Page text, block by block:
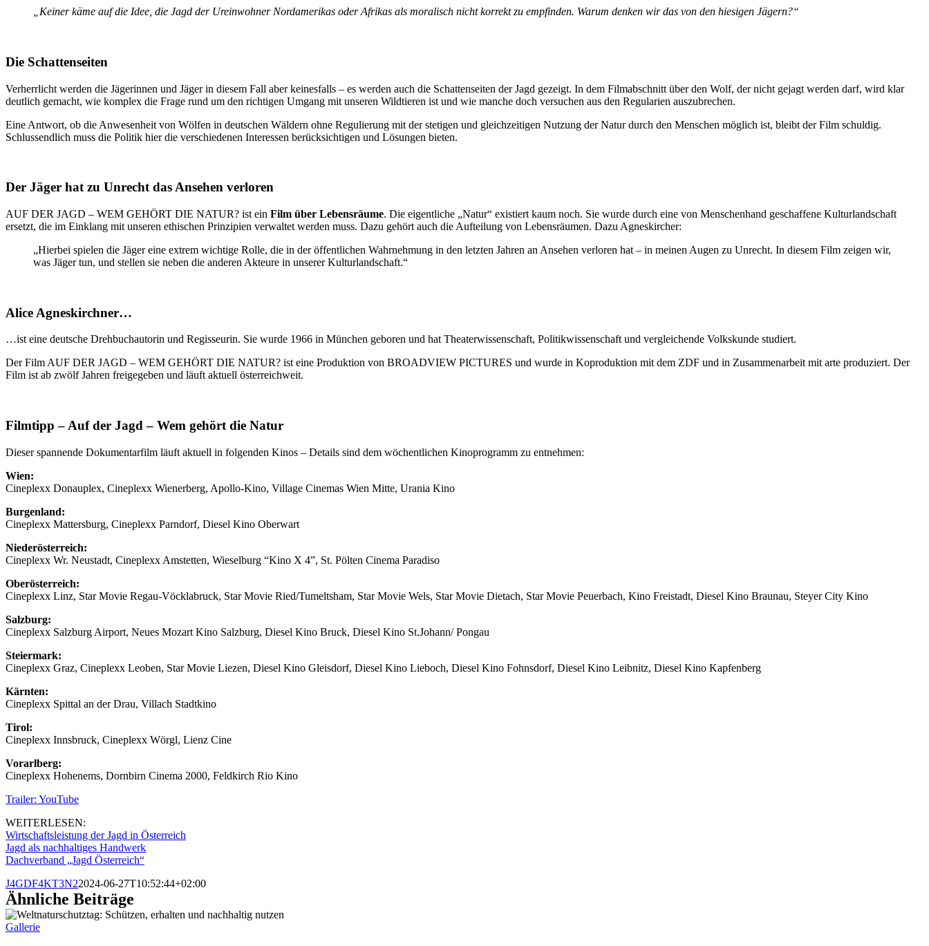
„Keiner käme auf die Idee, die Jagd der Ureinwohner Nordamerikas oder Afrikas als moralisch nicht korrekt zu empfinden. Warum denken wir das von den hiesigen Jägern?“
Die Schattenseiten
Verherrlicht werden die Jägerinnen und Jäger in diesem Fall aber keinesfalls – es werden auch die Schattenseiten der Jagd gezeigt. In dem Filmabschnitt über den Wolf, der nicht gejagt werden darf, wird klar
deutlich gemacht, wie komplex die Frage rund um den richtigen Umgang mit unseren Wildtieren ist und wie manche doch versuchen aus den Regularien auszubrechen.
Eine Antwort, ob die Anwesenheit von Wölfen in deutschen Wäldern ohne Regulierung mit der stetigen und gleichzeitigen Nutzung der Natur durch den Menschen möglich ist, bleibt der Film schuldig.
Schlussendlich muss die Politik hier die verschiedenen Interessen berücksichtigen und Lösungen bieten.
Der Jäger hat zu Unrecht das Ansehen verloren
AUF DER JAGD – WEM GEHÖRT DIE NATUR? ist ein Film über Lebensräume. Die eigentliche „Natur“ existiert kaum noch. Sie wurde durch eine von Menschenhand geschaffene Kulturlandschaft
ersetzt, die im Einklang mit unseren ethischen Prinzipien verwaltet werden muss. Dazu gehört auch die Aufteilung von Lebensräumen. Dazu Agneskircher:
„Hierbei spielen die Jäger eine extrem wichtige Rolle, die in der öffentlichen Wahrnehmung in den letzten Jahren an Ansehen verloren hat – in meinen Augen zu Unrecht. In diesem Film zeigen wir,
was Jäger tun, und stellen sie neben die anderen Akteure in unserer Kulturlandschaft.“
Alice Agneskirchner…
…ist eine deutsche Drehbuchautorin und Regisseurin. Sie wurde 1966 in München geboren und hat Theaterwissenschaft, Politikwissenschaft und vergleichende Volkskunde studiert.
Der Film AUF DER JAGD – WEM GEHÖRT DIE NATUR? ist eine Produktion von BROADVIEW PICTURES und wurde in Koproduktion mit dem ZDF und in Zusammenarbeit mit arte produziert. Der
Film ist ab zwölf Jahren freigegeben und läuft aktuell österreichweit.
Filmtipp – Auf der Jagd – Wem gehört die Natur
Dieser spannende Dokumentarfilm läuft aktuell in folgenden Kinos – Details sind dem wöchentlichen Kinoprogramm zu entnehmen:
Wien:
Cineplexx Donauplex, Cineplexx Wienerberg, Apollo-Kino, Village Cinemas Wien Mitte, Urania Kino
Burgenland:
Cineplexx Mattersburg, Cineplexx Parndorf, Diesel Kino Oberwart
Niederösterreich:
Cineplexx Wr. Neustadt, Cineplexx Amstetten, Wieselburg “Kino X 4”, St. Pölten Cinema Paradiso
Oberösterreich:
Cineplexx Linz, Star Movie Regau-Vöcklabruck, Star Movie Ried/Tumeltsham, Star Movie Wels, Star Movie Dietach, Star Movie Peuerbach, Kino Freistadt, Diesel Kino Braunau, Steyer City Kino
Salzburg:
Cineplexx Salzburg Airport, Neues Mozart Kino Salzburg, Diesel Kino Bruck, Diesel Kino St.Johann/ Pongau
Steiermark:
Cineplexx Graz, Cineplexx Leoben, Star Movie Liezen, Diesel Kino Gleisdorf, Diesel Kino Lieboch, Diesel Kino Fohnsdorf, Diesel Kino Leibnitz, Diesel Kino Kapfenberg
Kärnten:
Cineplexx Spittal an der Drau, Villach Stadtkino
Tirol:
Cineplexx Innsbruck, Cineplexx Wörgl, Lienz Cine
Vorarlberg:
Cineplexx Hohenems, Dornbirn Cinema 2000, Feldkirch Rio Kino
Trailer: YouTube
WEITERLESEN:
Wirtschaftsleistung der Jagd in Österreich
Jagd als nachhaltiges Handwerk
Dachverband „Jagd Österreich“
J4GDF4KT3N22024-06-27T10:52:44+02:00
Ähnliche Beiträge
Gallerie